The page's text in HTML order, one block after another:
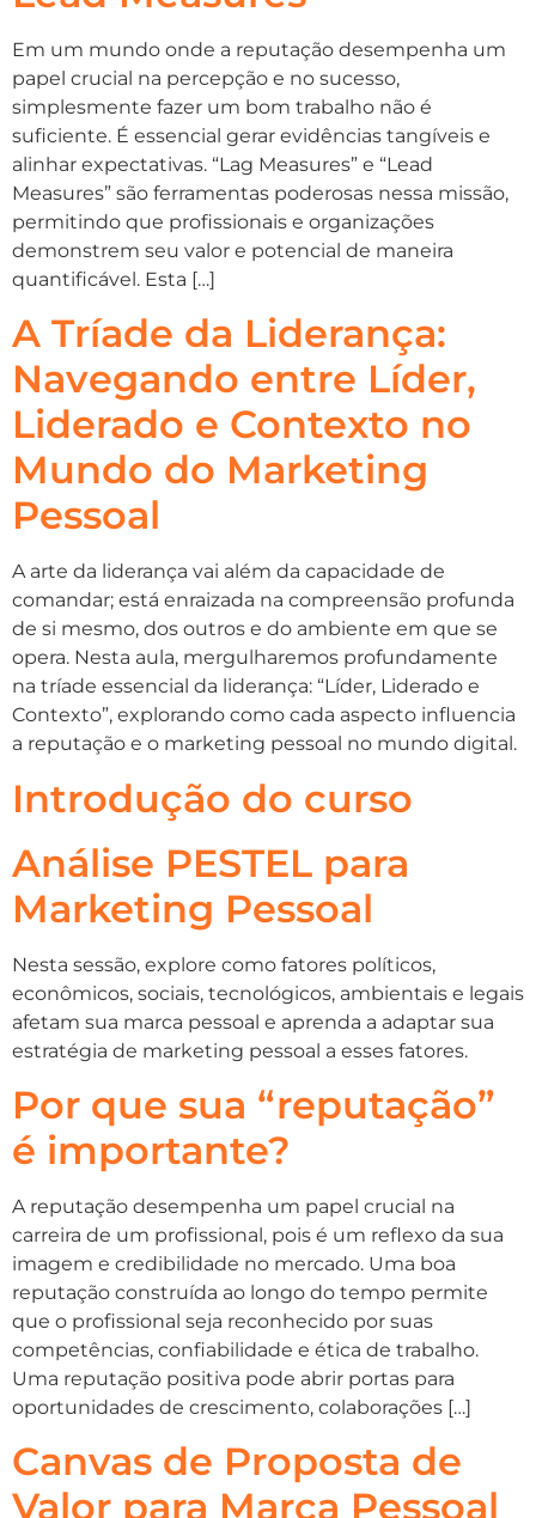
Em um mundo onde a reputação desempenha um
papel crucial na percepção e no sucesso,
simplesmente fazer um bom trabalho não é
suficiente. É essencial gerar evidências tangíveis e
alinhar expectativas. “Lag Measures” e “Lead
Measures” são ferramentas poderosas nessa missão,
permitindo que profissionais e organizações
demonstrem seu valor e potencial de maneira
quantificável. Esta […]
A Tríade da Liderança:
Navegando entre Líder,
Liderado e Contexto no
Mundo do Marketing
Pessoal
A arte da liderança vai além da capacidade de
comandar; está enraizada na compreensão profunda
de si mesmo, dos outros e do ambiente em que se
opera. Nesta aula, mergulharemos profundamente
na tríade essencial da liderança: “Líder, Liderado e
Contexto”, explorando como cada aspecto influencia
a reputação e o marketing pessoal no mundo digital.
Introdução do curso
Análise PESTEL para
Marketing Pessoal
Nesta sessão, explore como fatores políticos,
econômicos, sociais, tecnológicos, ambientais e legais
afetam sua marca pessoal e aprenda a adaptar sua
estratégia de marketing pessoal a esses fatores.
Por que sua “reputação”
é importante?
A reputação desempenha um papel crucial na
carreira de um profissional, pois é um reflexo da sua
imagem e credibilidade no mercado. Uma boa
reputação construída ao longo do tempo permite
que o profissional seja reconhecido por suas
competências, confiabilidade e ética de trabalho.
Uma reputação positiva pode abrir portas para
oportunidades de crescimento, colaborações […]
Canvas de Proposta de
Valor para Marca Pessoal